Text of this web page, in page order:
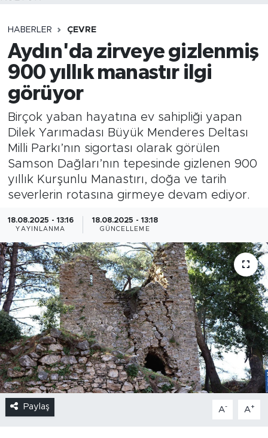
HABERLER ÇEVRE
Aydın'da zirveye gizlenmiş
900 yıllık manastır ilgi
görüyor
Birçok yaban hayatına ev sahipliği yapan
Dilek Yarımadası Büyük Menderes Deltası
Milli Parkı’nın sigortası olarak görülen
Samson Dağları’nın tepesinde gizlenen 900
yıllık Kurşunlu Manastırı, doğa ve tarih
severlerin rotasına girmeye devam ediyor.
18.08.2025 - 13:16
YAYINLANMA
18.08.2025 - 13:18
GÜNCELLEME
Paylaş A- A+